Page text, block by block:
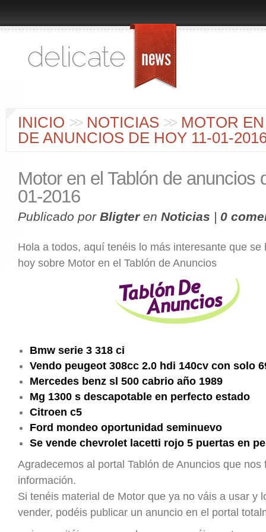
INICIO >> NOTICIAS >> MOTOR
DE ANUNCIOS DE HOY 11-01-
Motor en el Tablón de anuncios
01-2016
Publicado por Bligteren Noticias | 0
Hola a todos, aquí tenéis lo más interesante que se
hoy sobre Motor en el Tablón de Anuncios
Bmw serie 3 318 ci
Vendo peugeot 308cc 2.0 hdi 140cv con solo
Mercedes benz sl 500 cabrio año 1989
Mg 1300 s descapotable en perfecto estado
Citroen c5
Ford mondeo oportunidad seminuevo
Se vende chevrolet lacetti rojo 5 puertas en
Agradecemos al portal Tablón de Anuncios que nos
información.
Si tenéis material de Motor que ya no váis a usar y
vender, podéis publicar un anuncio en el portal